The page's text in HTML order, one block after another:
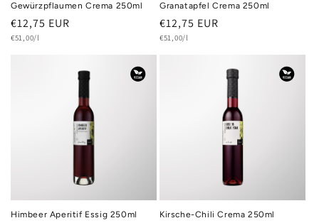
Gewürzpflaumen Crema 250ml
Normaler
Preis
€12,75 EUR
Grundpreis
€51,00/l
Granatapfel Crema 250ml
Normaler
Preis
€12,75 EUR
Grundpreis
€51,00/l
Himbeer Aperitif Essig 250ml Kirsche-Chili Crema 250ml